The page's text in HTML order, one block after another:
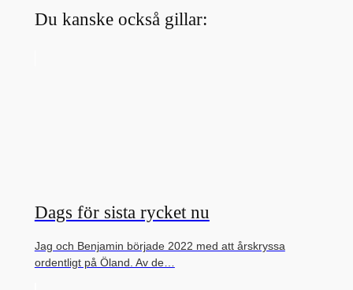
Du kanske också gillar:
Dags för sista rycket nu
Jag och Benjamin började 2022 med att årskryssa
ordentligt på Öland. Av de…